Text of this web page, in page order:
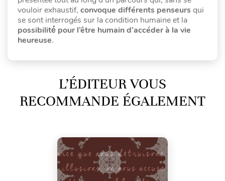
vouloir exhaustif, convoque différents penseurs qui
se sont interrogés sur la condition humaine et la
possibilité́ pour l’être humain d’accéder à la vie
heureuse.
L’ÉDITEUR VOUS
RECOMMANDE ÉGALEMENT